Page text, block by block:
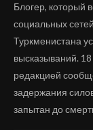
Блогер, который
социальных
Туркменистана
высказываний.
редакцией
задержания
запытан до